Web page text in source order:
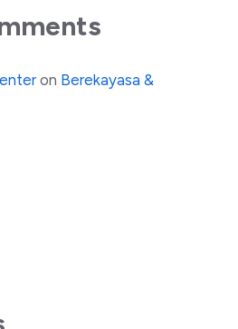
on Berekayasa &